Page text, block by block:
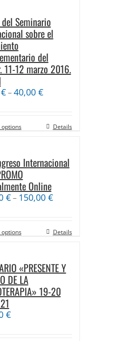
Seminario
sobre el
del
11-12 marzo 2016.
€–40,00 €
options Details
Internacional
Online
€– 150,00 €
options Details
«PRESENTE Y
DE LA
19-20
€